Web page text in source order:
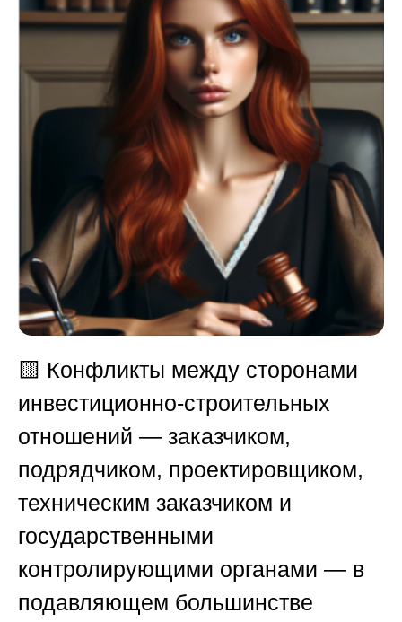
🟨 Конфликты между сторонами
инвестиционно-строительных
отношений — заказчиком,
подрядчиком, проектировщиком,
техническим заказчиком и
государственными
контролирующими органами — в
подавляющем большинстве